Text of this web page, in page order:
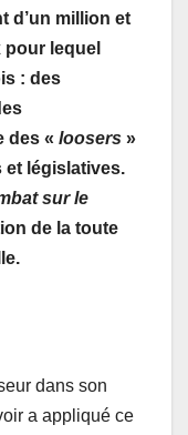
d’un million et
lequel
: des
des « loosers »
et législatives.
sur le
de la toute
dans son
a appliqué ce